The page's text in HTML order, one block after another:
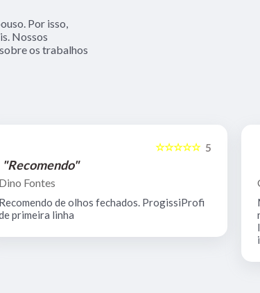
Por isso,
Nossos
os trabalhos
5
☆☆☆☆☆
"Profissionais atenciosos"
Gabriel 2016
Minha saudosa avó passou por lá. Não tenho
a reclamar. Profissionais atenciosos,